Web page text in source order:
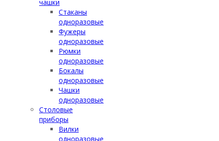
чашки
Стаканы
одноразовые
Фужеры
одноразовые
Рюмки
одноразовые
Бокалы
одноразовые
Чашки
одноразовые
Столовые
приборы
Вилки
одноразовые